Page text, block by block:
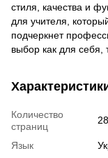
стиля, качества и
для учителя,
подчеркнет
выбор как для себя,
Количество
страниц
Язык